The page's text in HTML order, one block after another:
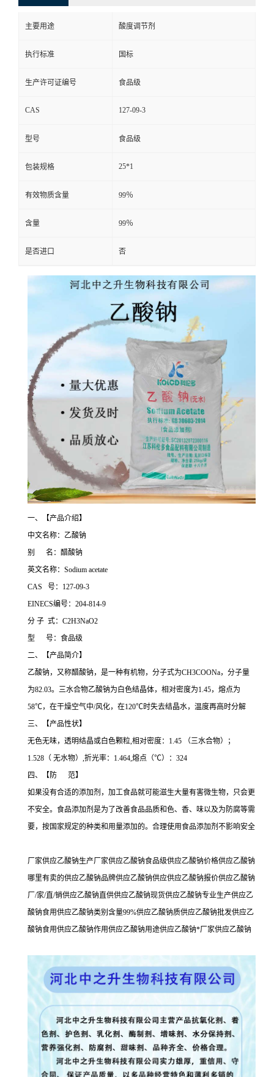
主要用途 酸度调节剂
执行标准 国标
生产许可证编号 食品级
CAS 127-09-3
型号 食品级
包装规格 25*1
有效物质含量 99％
含量 99％
是否进口 否
一、【产品介绍】
中文名称：乙酸钠
别 名：醋酸钠
英文名称：Sodium acetate
CAS 号：127-09-3
EINECS编号：204-814-9
分 子 式：C2H3NaO2
型 号：食品级
二、【产品简介】
乙酸钠，又称醋酸钠，是一种有机物，分子式为CH3COONa，分子量
为82.03。三水合物乙酸钠为白色结晶体，相对密度为1.45，熔点为
58℃，在干燥空气中/风化，在120℃时失去结晶水，温度再高时分解
三、【产品性状】
无色无味，透明结晶或白色颗粒,相对密度：1.45 （三水合物）；
1.528（ 无水物）,折光率：1.464,熔点（℃）：324
四、【防 范】
如果没有合适的添加剂，加工食品就可能滋生大量有害微生物，只会更
不安全。食品添加剂是为了改善食品品质和色、香、味以及为防腐等需
要，按国家规定的种类和用量添加的。合理使用食品添加剂不影响安全
厂家供应乙酸钠生产厂家供应乙酸钠食品级供应乙酸钠价格供应乙酸钠
哪里有卖的供应乙酸钠品牌供应乙酸钠供应供应乙酸钠报价供应乙酸钠
厂/家/直/销供应乙酸钠直供供应乙酸钠现货供应乙酸钠专业生产供应乙
酸钠食用供应乙酸钠类别含量99%供应乙酸钠质供应乙酸钠批发供应乙
酸钠食用供应乙酸钠作用供应乙酸钠用途供应乙酸钠*厂家供应乙酸钠